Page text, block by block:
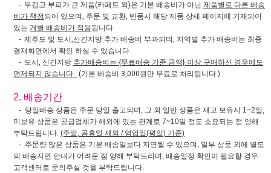
- 무겁고 부피가 큰 제품(카페트 외)은 기본 배송비가 아닌 제품별로 다른 배송
비가 책정되어 있으며, 주문 및 교환, 반품시 해당 제품 상세 페이지에 기재되어
있는 개별 배송비가 적용됩니다
- 제주도 및 도서,산간지방 추가 배송비 부과되며, 지역별 추가 배송비는 최종
결재화면에서 확인 하실 수 있습니다.
- 도서, 산간지방 추가배송비는 {무료배송 기준 금액} 이상 구매하신 경우에도
면제되지 않습니다. (기본 배송비 3,000원만 무료로 처리됩니다.)
2. 배송기간
- 당일배송 상품은 주문 당일 출고되며, 그 외 일반 상품은 재고 보유시 1~2일,
미보유 상품은 공급업체가 해외에 있는 관계로 7~10일 정도 소요되는 점 양해
부탁드립니다. (주말, 공휴일 제외 / 영업일(평일) 기준)
- 주문량 많은 상품은 기본 배송일보다 지연될 수 있으며, 일부 상품 외에 별도
의 배송지연 안내가 어려운 점 양해 부탁드리며, 배송일정 확인이 필요할 경우
고객센터로 문의주실 것을 부탁드립니다.